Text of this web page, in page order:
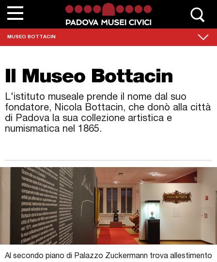
MUSEO BOTTACIN
Chi siamo
Musei
Sedi monumentali
Scuole
News
Collezioni
Percorsi
Biglietti e Orari
Facebook
Il Museo Bottacin
L'istituto museale prende il nome dal suo
fondatore, Nicola Bottacin, che donò alla città
di Padova la sua collezione artistica e
numismatica nel 1865.
Al secondo piano di Palazzo Zuckermann trova allestimento